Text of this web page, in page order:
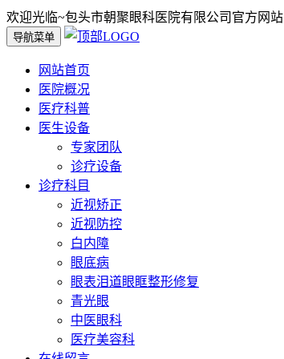
欢迎光临~包头市朝聚眼科医院有限公司官方网站
导航菜单
网站首页
医院概况
医疗科普
医生设备
专家团队
诊疗设备
诊疗科目
近视矫正
近视防控
白内障
眼底病
眼表泪道眼眶整形修复
青光眼
中医眼科
医疗美容科